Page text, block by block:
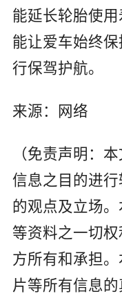
能延长轮胎使
能让爱车始终
行保驾护航。
来源：网络
（免责声明：
信息之目的进
的观点及立场
等资料之一切
方所有和承担
片等所有信息